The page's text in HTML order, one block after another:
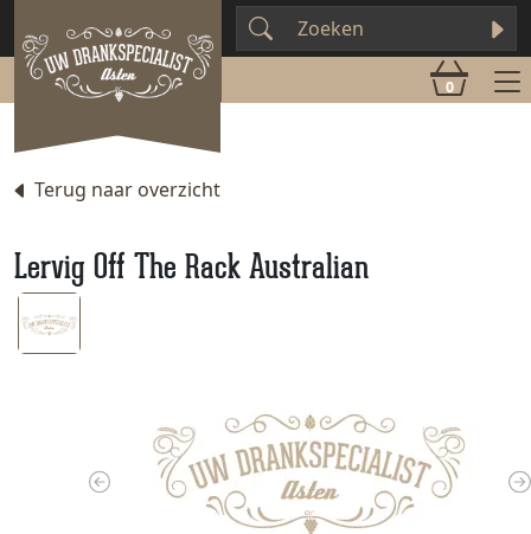
0
Terug naar overzicht
Lervig Off The Rack Australian
Previous